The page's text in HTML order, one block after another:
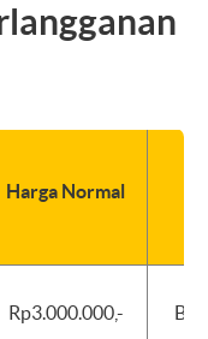
Harga Normal
Rp3.000.000,-